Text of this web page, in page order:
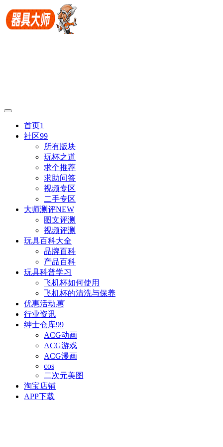
首页1
社区99
所有版块
玩杯之道
求个推荐
求助问答
视频专区
二手专区
大师测评NEW
图文评测
视频评测
玩具百科大全
品牌百科
产品百科
玩具科普学习
飞机杯如何使用
飞机杯的清洗与保养
优惠活动惠
行业资讯
绅士仓库99
ACG动画
ACG游戏
ACG漫画
cos
二次元美图
淘宝店铺
APP下载